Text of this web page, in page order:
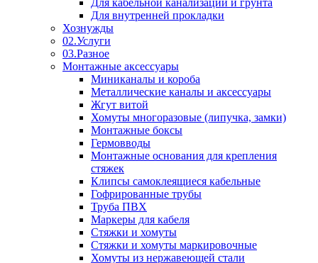
Для кабельной канализации и грунта
Для внутренней прокладки
Хознужды
02.Услуги
03.Разное
Монтажные аксессуары
Миниканалы и короба
Металлические каналы и аксессуары
Жгут витой
Хомуты многоразовые (липучка, замки)
Монтажные боксы
Гермовводы
Монтажные основания для крепления
стяжек
Клипсы самоклеящиеся кабельные
Гофрированные трубы
Труба ПВХ
Маркеры для кабеля
Стяжки и хомуты
Стяжки и хомуты маркировочные
Хомуты из нержавеющей стали